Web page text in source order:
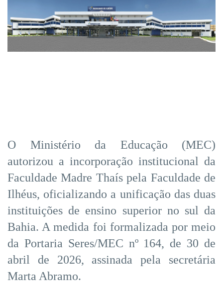
O Ministério da Educação (MEC)
autorizou a incorporação institucional da
Faculdade Madre Thaís pela Faculdade de
Ilhéus, oficializando a unificação das duas
instituições de ensino superior no sul da
Bahia. A medida foi formalizada por meio
da Portaria Seres/MEC nº 164, de 30 de
abril de 2026, assinada pela secretária
Marta Abramo.